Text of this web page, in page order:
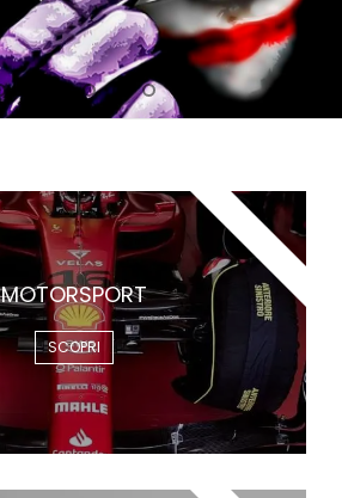
MOTORSPORT
SCOPRI
MOTORSPORT